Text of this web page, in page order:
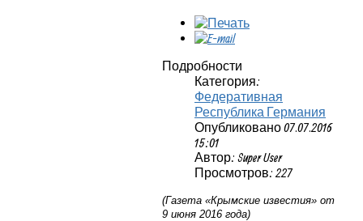
Подробности
Категория:
Федеративная
Республика Германия
Опубликовано 07.07.2016
15:01
Автор: Super User
Просмотров: 227
(Газета «Крымские известия» от
9 июня 2016 года)